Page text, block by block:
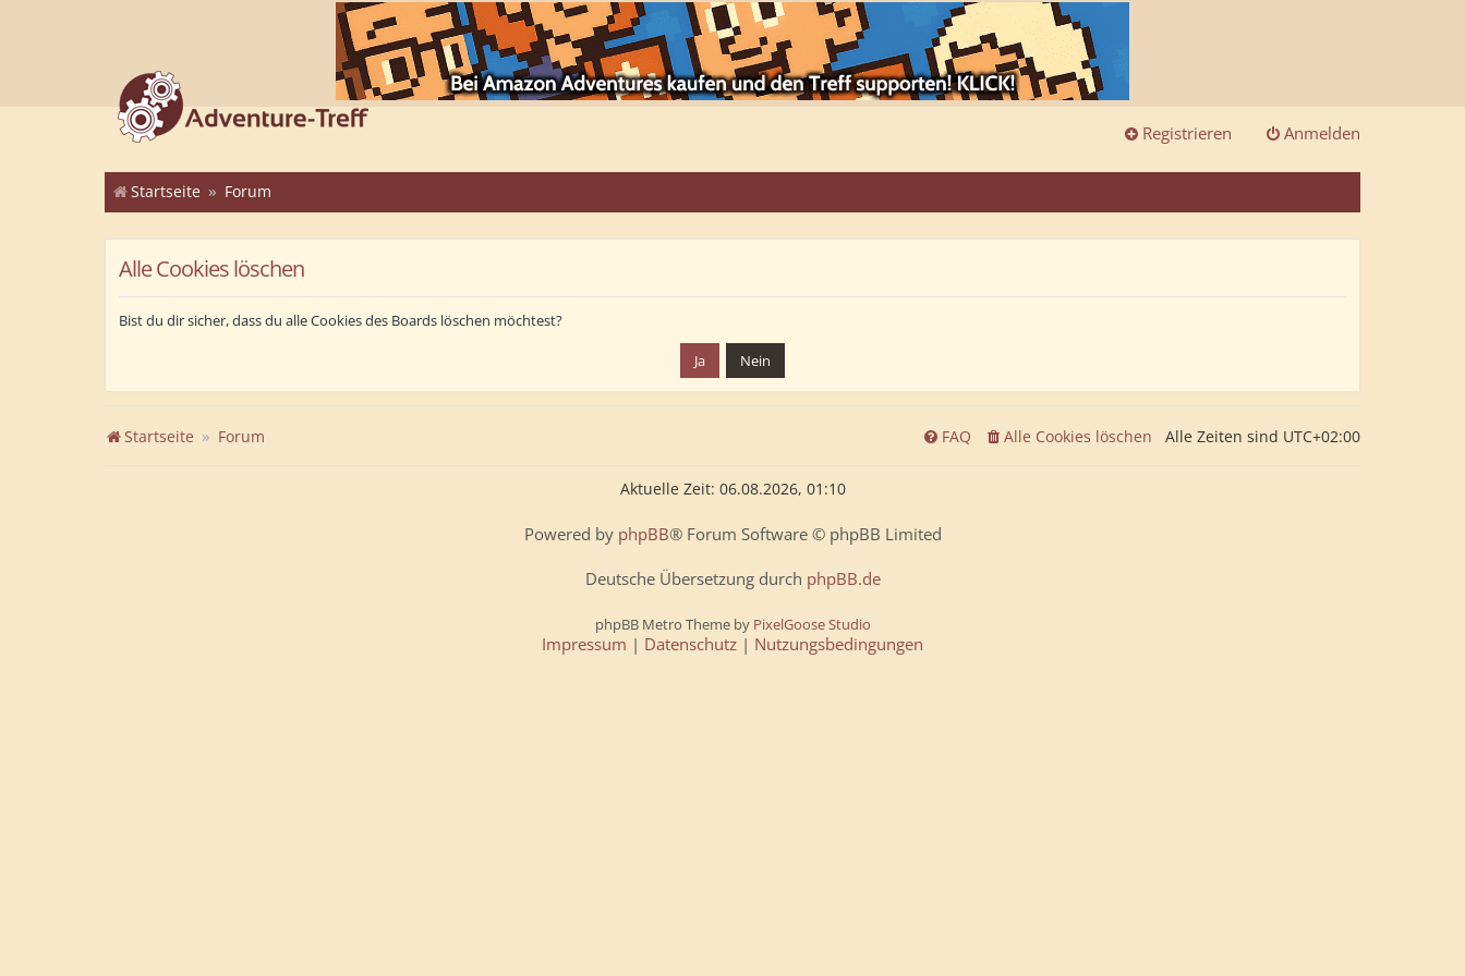
Anmelden
Registrieren
Startseite Forum
Alle Cookies löschen
Bist du dir sicher, dass du alle Cookies des Boards löschen möchtest?
Startseite Forum Alle Zeiten sind UTC+02:00
Alle Cookies löschen
FAQ
Aktuelle Zeit: 06.08.2026, 01:10
Powered by phpBB® Forum Software © phpBB Limited
Deutsche Übersetzung durch phpBB.de
phpBB Metro Theme by PixelGoose Studio
Impressum | Datenschutz | Nutzungsbedingungen